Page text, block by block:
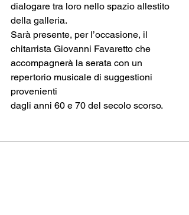
dialogare tra loro nello spazio allestito
della galleria.
Sarà presente, per l’occasione, il
chitarrista Giovanni Favaretto che
accompagnerà la serata con un
repertorio musicale di suggestioni
provenienti
dagli anni 60 e 70 del secolo scorso.